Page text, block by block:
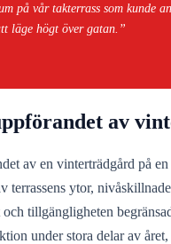
på vår takterrass som kunde
läge högt över gatan.”
av
av en vinterträdgård på
terrassens ytor,
tillgängligheten
under stora delar av